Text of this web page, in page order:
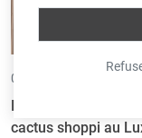
01/12/2025 •
cactus shoppi au